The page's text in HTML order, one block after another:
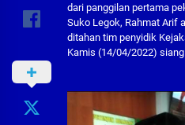
dari panggilan pertama
Suko Legok, Rahmat Arif
ditahan tim penyidik
Kamis (14/04/2022)